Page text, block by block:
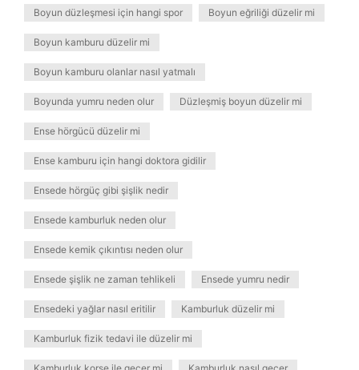
Boyun düzleşmesi için hangi spor Boyun eğriliği düzelir mi
Boyun kamburu düzelir mi
Boyun kamburu olanlar nasıl yatmalı
Boyunda yumru neden olur Düzleşmiş boyun düzelir mi
Ense hörgücü düzelir mi
Ense kamburu için hangi doktora gidilir
Ensede hörgüç gibi şişlik nedir
Ensede kamburluk neden olur
Ensede kemik çıkıntısı neden olur
Ensede şişlik ne zaman tehlikeli Ensede yumru nedir
Ensedeki yağlar nasıl eritilir Kamburluk düzelir mi
Kamburluk fizik tedavi ile düzelir mi